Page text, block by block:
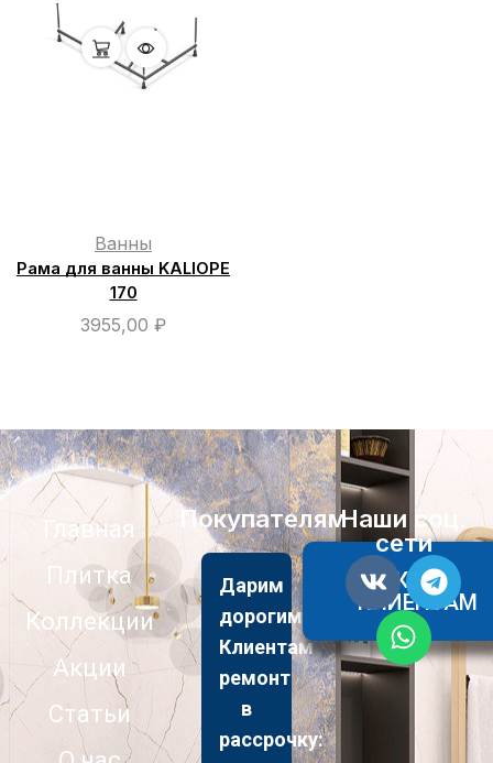
Ванны
Рама для ванны KALIOPE
170
3955,00 ₽
Главная
Плитка
Коллекции
Акции
Статьи
Покупателям
Дарим
дорогим
Клиентам
ремонт
в
рассрочку:
АКЦИИ
КЛИЕНТАМ
Наши соц.
сети